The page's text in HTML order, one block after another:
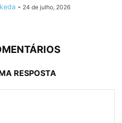
- 24 de julho, 2026
RESPOSTA